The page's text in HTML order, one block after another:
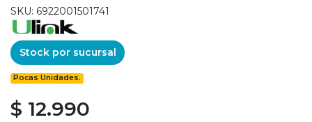
SKU: 6922001501741
Stock por sucursal
Pocas Unidades.
$ 12.990